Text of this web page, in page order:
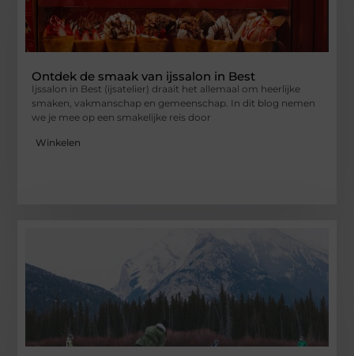
Ontdek de smaak van ijssalon in Best
Ijssalon in Best (ijsatelier) draait het allemaal om heerlijke
smaken, vakmanschap en gemeenschap. In dit blog nemen
we je mee op een smakelijke reis door
Winkelen